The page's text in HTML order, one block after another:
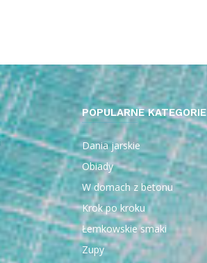
POPULARNE KATEGORIE
Dania jarskie
Obiady
W domach z betonu
Krok po kroku
Łemkowskie smaki
Zupy